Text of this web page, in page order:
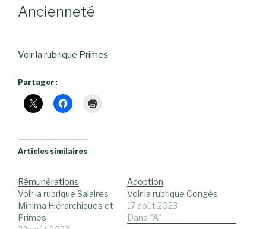
LE
Ancienneté
Voir la rubrique Primes
Partager :
Articles similaires
Rémunérations
Voir la rubrique Salaires
Minima Hiérarchiques et
Primes
Adoption
Voir la rubrique Congés
17 août 2023
Dans "A"